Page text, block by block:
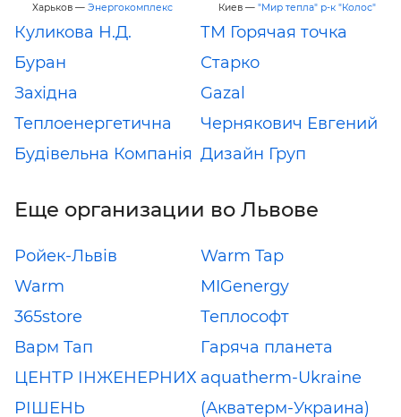
Харьков — Энергокомплекс Киев — "Мир тепла" р-к "Колос"
Куликова Н.Д.
ТМ Горячая точка
Буран
Старко
Західна
Теплоенергетична
Будівельна Компанія
Gazal
Чернякович Евгений
Дизайн Груп
Еще организации во Львове
Ройек-Львів
Warm Tap
Warm
MIGenergy
365store
Теплософт
Варм Тап
Гаряча планета
ЦЕНТР ІНЖЕНЕРНИХ
РІШЕНЬ
aquatherm-Ukraine
(Акватерм-Украина)